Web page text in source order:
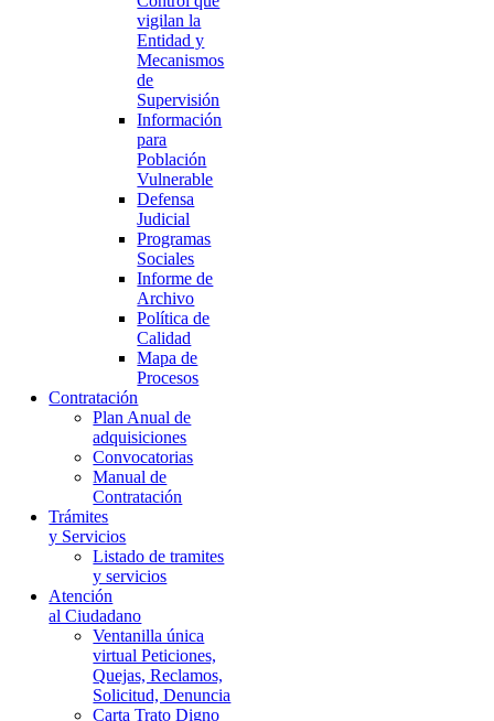
vigilan la
Entidad y
Mecanismos
de
Supervisión
Información
para
Población
Vulnerable
Defensa
Judicial
Programas
Sociales
Informe de
Archivo
Política de
Calidad
Mapa de
Procesos
Contratación
Plan Anual de
adquisiciones
Convocatorias
Manual de
Contratación
Trámites
y Servicios
Listado de tramites
y servicios
Atención
al Ciudadano
Ventanilla única
virtual Peticiones,
Quejas, Reclamos,
Solicitud, Denuncia
Carta Trato Digno